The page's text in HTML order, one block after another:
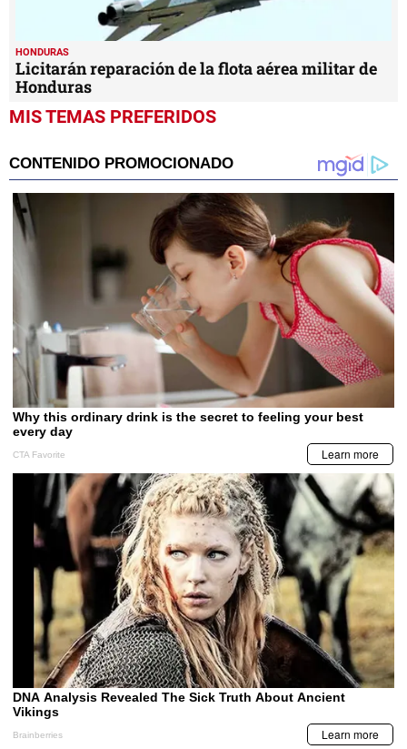
HONDURAS
Licitarán reparación de la flota aérea militar de
Honduras
MIS TEMAS PREFERIDOS